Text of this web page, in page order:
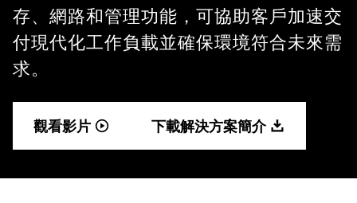
存、網路和管理功能，可協助客戶加速交
付現代化工作負載並確保環境符合未來需
求。
觀看影片 下載解決方案簡介